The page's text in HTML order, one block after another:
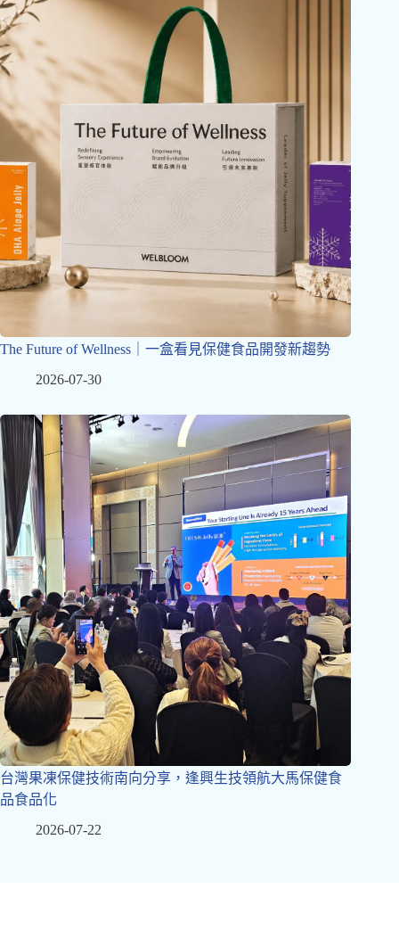
The Future of Wellness｜一盒看見保健食品開發新趨勢
2026-07-30
台灣果凍保健技術南向分享，逢興生技領航大馬保健食
品食品化
2026-07-22